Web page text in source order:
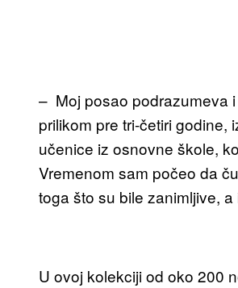
– Moj posao podrazumeva
prilikom pre tri-četiri
učenice iz osnovne škole,
Vremenom sam počeo da
toga što su bile zanimljive,
U ovoj kolekciji od oko 200